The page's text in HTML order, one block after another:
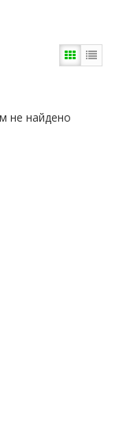
не найдено